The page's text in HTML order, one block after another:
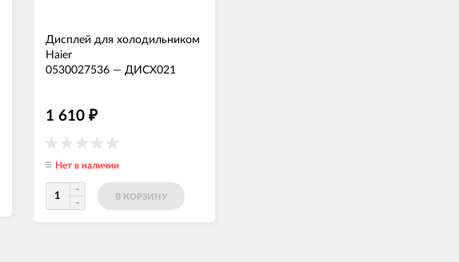
Дисплей для холодильником
Haier
0530027536 — ДИСХ021
1 610 ₽
Нет в наличии
В КОРЗИНУ